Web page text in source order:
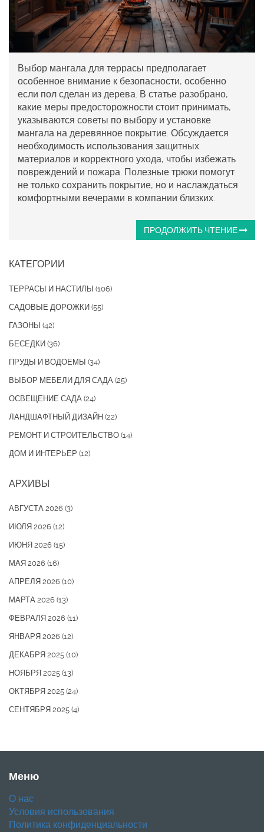
Выбор мангала для террасы предполагает
особенное внимание к безопасности, особенно
если пол сделан из дерева. В статье разобрано,
какие меры предосторожности стоит принимать,
указываются советы по выбору и установке
мангала на деревянное покрытие. Обсуждается
необходимость использования защитных
материалов и корректного ухода, чтобы избежать
повреждений и пожара. Полезные трюки помогут
не только сохранить покрытие, но и наслаждаться
комфортными вечерами в компании близких.
ПРОДОЛЖИТЬ ЧТЕНИЕ
КАТЕГОРИИ
ТЕРРАСЫ И НАСТИЛЫ (106)
САДОВЫЕ ДОРОЖКИ (55)
ГАЗОНЫ (42)
БЕСЕДКИ (36)
ПРУДЫ И ВОДОЕМЫ (34)
ВЫБОР МЕБЕЛИ ДЛЯ САДА (25)
ОСВЕЩЕНИЕ САДА (24)
ЛАНДШАФТНЫЙ ДИЗАЙН (22)
РЕМОНТ И СТРОИТЕЛЬСТВО (14)
ДОМ И ИНТЕРЬЕР (12)
АРХИВЫ
АВГУСТА 2026 (3)
ИЮЛЯ 2026 (12)
ИЮНЯ 2026 (15)
МАЯ 2026 (16)
АПРЕЛЯ 2026 (10)
МАРТА 2026 (13)
ФЕВРАЛЯ 2026 (11)
ЯНВАРЯ 2026 (12)
ДЕКАБРЯ 2025 (10)
НОЯБРЯ 2025 (13)
ОКТЯБРЯ 2025 (24)
СЕНТЯБРЯ 2025 (4)
Меню
О нас
Условия использования
Политика конфиденциальности